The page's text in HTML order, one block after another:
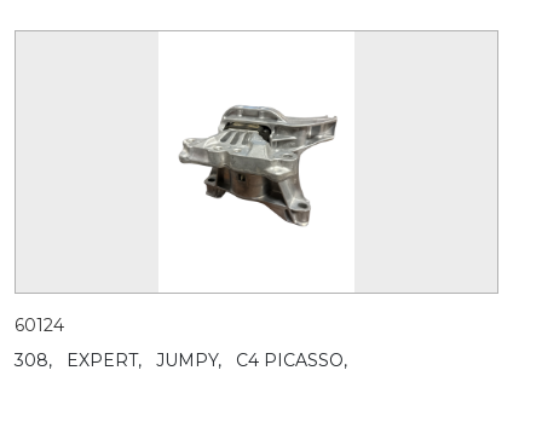
60124
308,
EXPERT, JUMPY, C4 PICASSO,